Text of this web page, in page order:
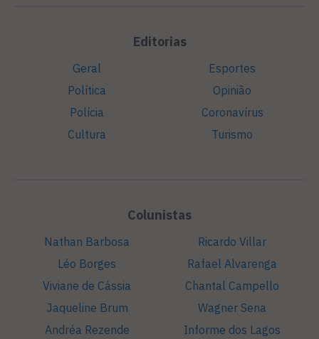
Editorias
Geral
Política
Polícia
Cultura
Esportes
Opinião
Coronavírus
Turismo
Colunistas
Nathan Barbosa
Léo Borges
Viviane de Cássia
Jaqueline Brum
Andréa Rezende
Ricardo Villar
Rafael Alvarenga
Chantal Campello
Wagner Sena
Informe dos Lagos